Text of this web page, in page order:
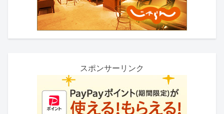
スポンサーリンク